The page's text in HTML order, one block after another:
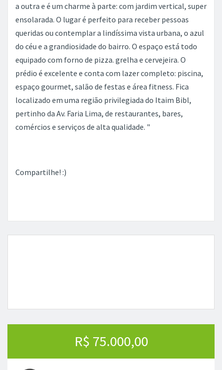
a outra e é um charme à parte: com jardim vertical, super
ensolarada. O lugar é perfeito para receber pessoas
queridas ou contemplar a lindíssima vista urbana, o azul
do céu e a grandiosidade do bairro. O espaço está todo
equipado com forno de pizza. grelha e cervejeira. O
prédio é excelente e conta com lazer completo: piscina,
espaço gourmet, salão de festas e área fitness. Fica
localizado em uma região privilegiada do Itaim Bibl,
pertinho da Av. Faria Lima, de restaurantes, bares,
comércios e serviços de alta qualidade. "
Compartilhe! :)
R$ 75.000,00